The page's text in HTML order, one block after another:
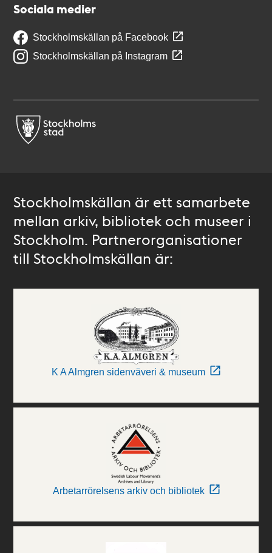
Sociala medier
Stockholmskällan på Facebook
Stockholmskällan på Instagram
Stockholmskällan är ett samarbete
mellan arkiv, bibliotek och museer i
Stockholm. Partnerorganisationer
till Stockholmskällan är:
K A Almgren sidenväveri & museum
Arbetarrörelsens arkiv och bibliotek